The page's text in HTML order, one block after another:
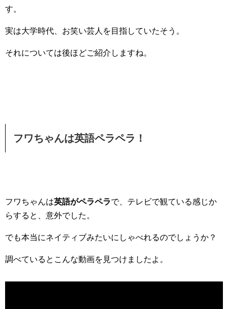
す。
実は大学時代、お笑い芸人を目指していたそう。
それについては後ほどご紹介しますね。
フワちゃんは英語ペラペラ！
フワちゃんは英語がペラペラで、テレビで観ている感じか
らすると、意外でした。
でも本当にネイティブみたいにしゃべれるのでしょうか？
調べているとこんな動画を見つけましたよ。